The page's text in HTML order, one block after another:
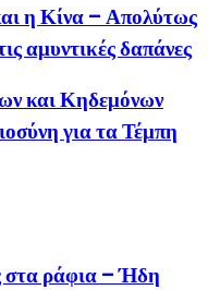
η Κίνα – Απολύτως
αμυντικές δαπάνες
και Κηδεμόνων
για τα Τέμπη
στα ράφια – Ήδη